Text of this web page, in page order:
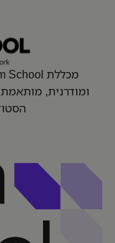
ומודרנית,